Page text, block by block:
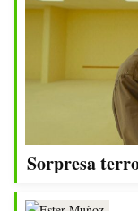
Sorpresa